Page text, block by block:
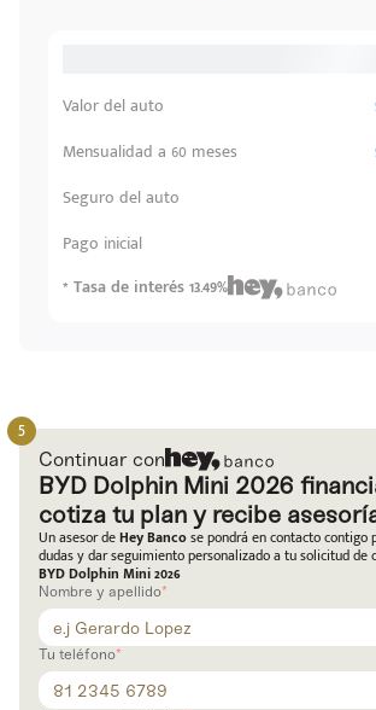
Valor del auto
Mensualidad a 60 meses
Seguro del auto
Pago inicial
* Tasa de interés 13.49%
Continuar con
BYD Dolphin Mini 2026
cotiza tu plan y recibe
Un asesor deHey Bancose pondrá en contacto contigo
dudas y dar seguimiento personalizado a tu solicitud
BYD Dolphin Mini 2026
Nombre y apellido
Tu teléfono